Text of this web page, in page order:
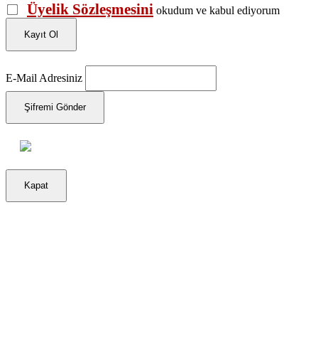
Üyelik Sözleşmesini okudum ve kabul ediyorum
Kayıt Ol
E-Mail Adresiniz
Şifremi Gönder
Kapat